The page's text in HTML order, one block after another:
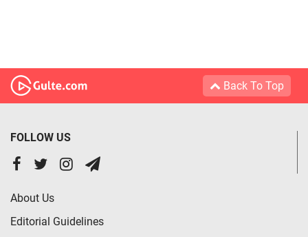
Back To Top
FOLLOW US
About Us
Editorial Guidelines